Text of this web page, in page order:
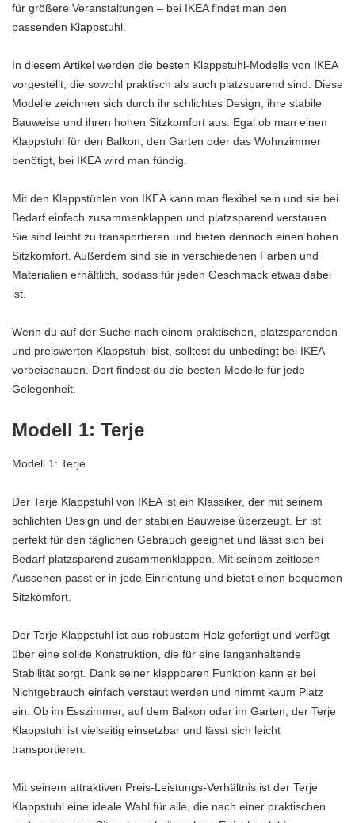
für größere Veranstaltungen – bei IKEA findet man den
passenden Klappstuhl.
In diesem Artikel werden die besten Klappstuhl-Modelle von IKEA
vorgestellt, die sowohl praktisch als auch platzsparend sind. Diese
Modelle zeichnen sich durch ihr schlichtes Design, ihre stabile
Bauweise und ihren hohen Sitzkomfort aus. Egal ob man einen
Klappstuhl für den Balkon, den Garten oder das Wohnzimmer
benötigt, bei IKEA wird man fündig.
Mit den Klappstühlen von IKEA kann man flexibel sein und sie bei
Bedarf einfach zusammenklappen und platzsparend verstauen.
Sie sind leicht zu transportieren und bieten dennoch einen hohen
Sitzkomfort. Außerdem sind sie in verschiedenen Farben und
Materialien erhältlich, sodass für jeden Geschmack etwas dabei
ist.
Wenn du auf der Suche nach einem praktischen, platzsparenden
und preiswerten Klappstuhl bist, solltest du unbedingt bei IKEA
vorbeischauen. Dort findest du die besten Modelle für jede
Gelegenheit.
Modell 1: Terje
Modell 1: Terje
Der Terje Klappstuhl von IKEA ist ein Klassiker, der mit seinem
schlichten Design und der stabilen Bauweise überzeugt. Er ist
perfekt für den täglichen Gebrauch geeignet und lässt sich bei
Bedarf platzsparend zusammenklappen. Mit seinem zeitlosen
Aussehen passt er in jede Einrichtung und bietet einen bequemen
Sitzkomfort.
Der Terje Klappstuhl ist aus robustem Holz gefertigt und verfügt
über eine solide Konstruktion, die für eine langanhaltende
Stabilität sorgt. Dank seiner klappbaren Funktion kann er bei
Nichtgebrauch einfach verstaut werden und nimmt kaum Platz
ein. Ob im Esszimmer, auf dem Balkon oder im Garten, der Terje
Klappstuhl ist vielseitig einsetzbar und lässt sich leicht
transportieren.
Mit seinem attraktiven Preis-Leistungs-Verhältnis ist der Terje
Klappstuhl eine ideale Wahl für alle, die nach einer praktischen